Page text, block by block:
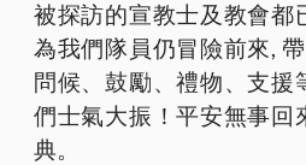
被探訪的宣教士及教會都
為我們隊員仍冒險前來,
問候、鼓勵、禮物、支援
們士氣大振！平安無事回
典。